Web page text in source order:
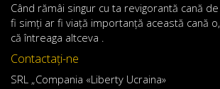
Când rămâi singur cu ta revigorantă cană de
fi simți ar fi viață importanță această cană o,
că întreaga altceva .
Contactaţi-ne
SRL „Compania «Liberty Ucraina»